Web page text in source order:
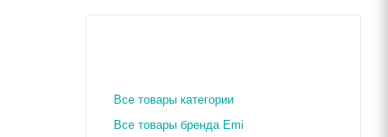
Все товары категории
Все товары бренда Emi